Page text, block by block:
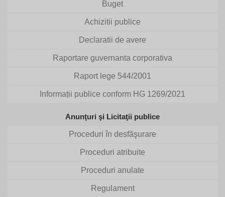
Buget
Achizitii publice
Declaratii de avere
Raportare guvernanta corporativa
Raport lege 544/2001
Informații publice conform HG 1269/2021
Anunţuri şi Licitaţii publice
Proceduri în desfăşurare
Proceduri atribuite
Proceduri anulate
Regulament